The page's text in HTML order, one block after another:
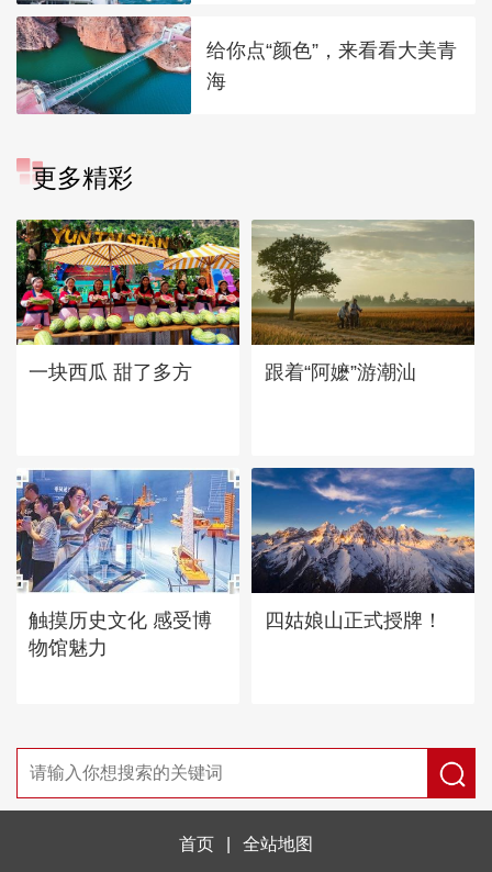
给你点“颜色”，来看看大美青
海
更多精彩
一块西瓜 甜了多方 跟着“阿嬷”游潮汕
触摸历史文化 感受博
物馆魅力
四姑娘山正式授牌！
首页 全站地图